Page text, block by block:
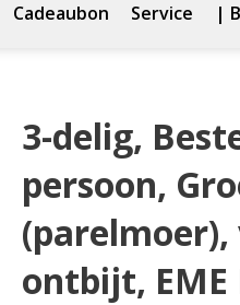
Cadeaubon Service |
3-delig,
persoon,
ontbijt, EME